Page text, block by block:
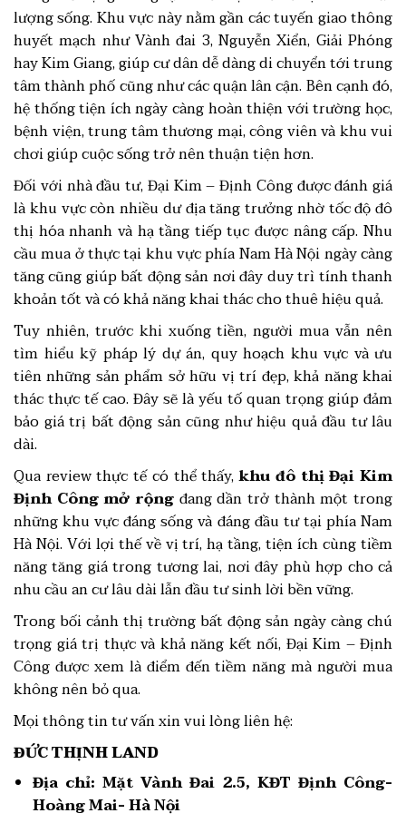
lượng sống. Khu vực này nằm gần các tuyến giao thông
huyết mạch như Vành đai 3, Nguyễn Xiển, Giải Phóng
hay Kim Giang, giúp cư dân dễ dàng di chuyển tới trung
tâm thành phố cũng như các quận lân cận. Bên cạnh đó,
hệ thống tiện ích ngày càng hoàn thiện với trường học,
bệnh viện, trung tâm thương mại, công viên và khu vui
chơi giúp cuộc sống trở nên thuận tiện hơn.
Đối với nhà đầu tư, Đại Kim – Định Công được đánh giá
là khu vực còn nhiều dư địa tăng trưởng nhờ tốc độ đô
thị hóa nhanh và hạ tầng tiếp tục được nâng cấp. Nhu
cầu mua ở thực tại khu vực phía Nam Hà Nội ngày càng
tăng cũng giúp bất động sản nơi đây duy trì tính thanh
khoản tốt và có khả năng khai thác cho thuê hiệu quả.
Tuy nhiên, trước khi xuống tiền, người mua vẫn nên
tìm hiểu kỹ pháp lý dự án, quy hoạch khu vực và ưu
tiên những sản phẩm sở hữu vị trí đẹp, khả năng khai
thác thực tế cao. Đây sẽ là yếu tố quan trọng giúp đảm
bảo giá trị bất động sản cũng như hiệu quả đầu tư lâu
dài.
Qua review thực tế có thể thấy,khu đô thị Đại Kim
Định Công mở rộng đang dần trở thành một trong
những khu vực đáng sống và đáng đầu tư tại phía Nam
Hà Nội. Với lợi thế về vị trí, hạ tầng, tiện ích cùng tiềm
năng tăng giá trong tương lai, nơi đây phù hợp cho cả
nhu cầu an cư lâu dài lẫn đầu tư sinh lời bền vững.
Trong bối cảnh thị trường bất động sản ngày càng chú
trọng giá trị thực và khả năng kết nối, Đại Kim – Định
Công được xem là điểm đến tiềm năng mà người mua
không nên bỏ qua.
Mọi thông tin tư vấn xin vui lòng liên hệ:
ĐỨC THỊNH LAND
Địa chỉ:Mặt Vành Đai 2.5, KĐT Định Công-
Hoàng Mai- Hà Nội